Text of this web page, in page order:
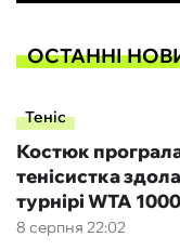
ОСТАННІ
Теніс
8 серпня 22:02
Костюк
тенісистка
турнірі WTA